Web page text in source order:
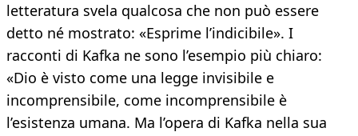
letteratura svela qualcosa che non può essere
detto né mostrato: «Esprime l’indicibile». I
racconti di Kafka ne sono l’esempio più chiaro:
«Dio è visto come una legge invisibile e
incomprensibile, come incomprensibile è
l’esistenza umana. Ma l’opera di Kafka nella sua